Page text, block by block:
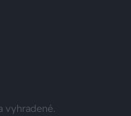
vyhradené.